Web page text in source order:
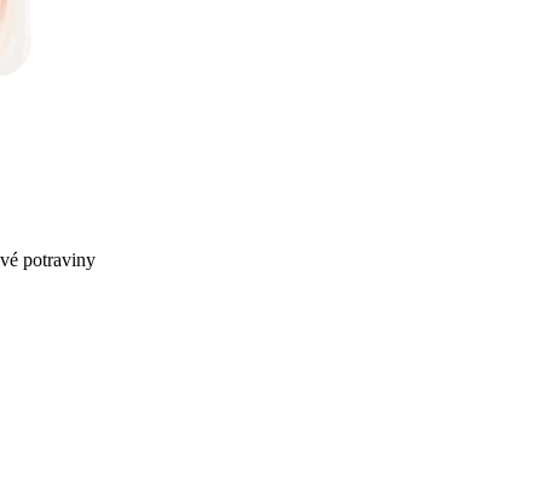
potraviny